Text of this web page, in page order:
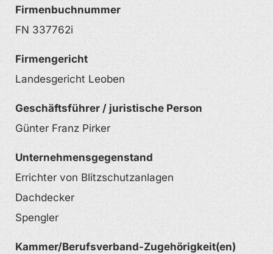
Firmenbuchnummer
FN 337762i
Firmengericht
Landesgericht Leoben
Geschäftsführer / juristische Person
Günter Franz Pirker
Unternehmensgegenstand
Errichter von Blitzschutzanlagen
Dachdecker
Spengler
Kammer/Berufsverband-Zugehörigkeit(en)